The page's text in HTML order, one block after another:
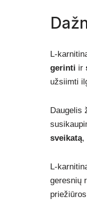
L-
gerinti ir
užsiimti
Daugelis
sveikatą,
L-
geresnių